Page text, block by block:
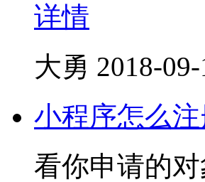
详情
大勇 2018-
小程序怎么
看你申请的